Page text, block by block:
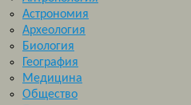
Астрономия
Археология
Биология
География
Медицина
Общество